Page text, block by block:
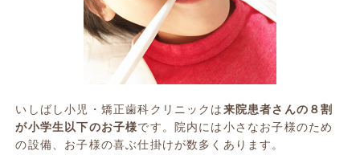
いしばし小児・矯正歯科クリニックは来院患者さんの８割
が小学生以下のお子様です。院内には小さなお子様のため
の設備、お子様の喜ぶ仕掛けが数多くあります。